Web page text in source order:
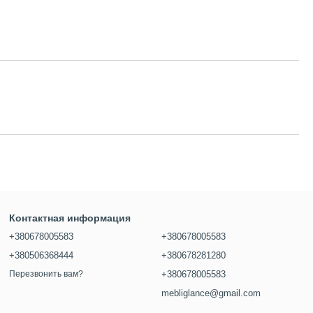
Контактная информация
+380678005583
+380506368444
Перезвонить вам?
+380678005583
+380678281280
+380678005583
mebliglance@gmail.com